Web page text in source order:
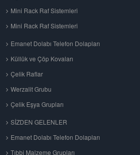
Mini Rack Raf Sistemleri
Mini Rack Raf Sistemleri
Emanet Dolabı Telefon Dolapları
Küllük ve Çöp Kovaları
Çelik Raflar
Werzalit Grubu
Çelik Eşya Grupları
SİZDEN GELENLER
Emanet Dolabı Telefon Dolapları
Tıbbi Malzeme Grupları